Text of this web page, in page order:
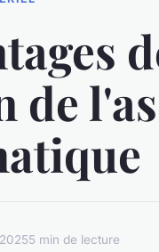
5 min de lecture